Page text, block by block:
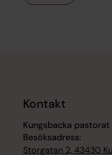
Kontakt
Kungsbacka pastorat
Besöksadress:
Storgatan 2, 43430